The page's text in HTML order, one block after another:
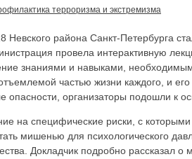
терроризма и экстремизма
района Санкт-Петербурга
провела интерактивную
знаниями и навыками,
частью жизни каждого, и
организаторы подошли к
на специфические риски, с
мишенью для психологического
Докладчик подробно рассказал